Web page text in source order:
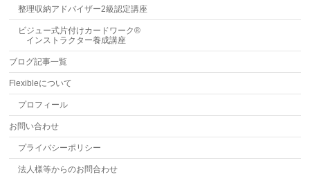
整理収納アドバイザー2級認定講座
ビジュー式片付けカードワーク®
インストラクター養成講座
ブログ記事一覧
Flexibleについて
プロフィール
お問い合わせ
プライバシーポリシー
法人様等からのお問合わせ